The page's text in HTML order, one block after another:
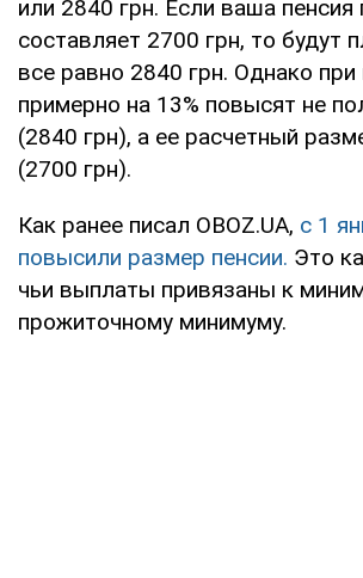
или 2840 грн. Если ваша
составляет 2700 грн, то будут
все равно 2840 грн. Однако при
примерно на 13% повысят не
(2840 грн), а ее расчетный
(2700 грн).
Как ранее писал OBOZ.UA, с 1
повысили размер пенсии. Это
чьи выплаты привязаны к
прожиточному минимуму.